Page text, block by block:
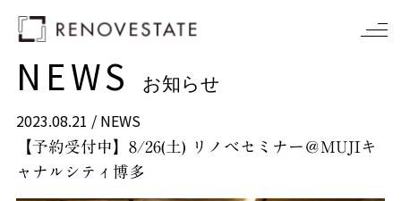
NEWS お知らせ
2023.08.21 / NEWS
【予約受付中】8/26(土) リノベセミナー＠MUJIキ
ャナルシティ博多